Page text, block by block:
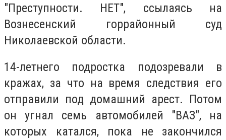
"Преступности. НЕТ", ссылаясь на
Вознесенский горрайонный суд
Николаевской области.
14-летнего подростка подозревали в
кражах, за что на время следствия его
отправили под домашний арест. Потом
он угнал семь автомобилей "ВАЗ", на
которых катался, пока не закончился